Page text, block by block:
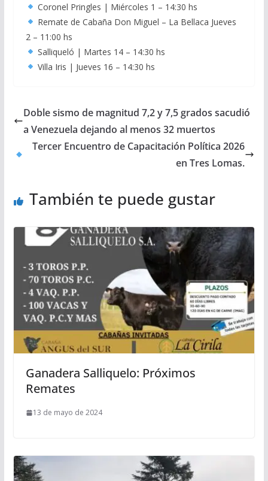
Coronel Pringles | Miércoles 1 – 14:30 hs
Remate de Cabaña Don Miguel – La Bellaca Jueves
2 – 11:00 hs
Salliqueló | Martes 14 – 14:30 hs
Villa Iris | Jueves 16 – 14:30 hs
Doble sismo de magnitud 7,2 y 7,5 grados sacudió
a Venezuela dejando al menos 32 muertos
Tercer Encuentro de Capacitación Política 2026
en Tres Lomas.
También te puede gustar
Ganadera Salliquelo: Próximos
Remates
13 de mayo de 2024